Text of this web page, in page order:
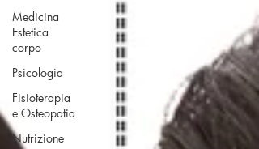
Medicina
Estetica
corpo
Psicologia
Fisioterapia
e Osteopatia
Nutrizione